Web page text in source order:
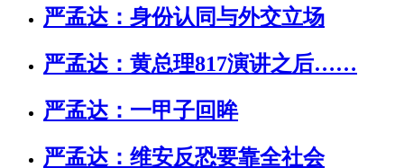
严孟达：身份认同与外交立场
严孟达：黄总理817演讲之后……
严孟达：一甲子回眸
严孟达：维安反恐要靠全社会